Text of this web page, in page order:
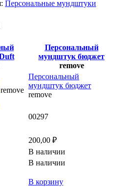
Персональные мундштуки
Персональный
мундштук бюджет
remove
remove
Персональный
мундштук бюджет
remove
00297
200,00 ₽
В наличии
В наличии
В корзину